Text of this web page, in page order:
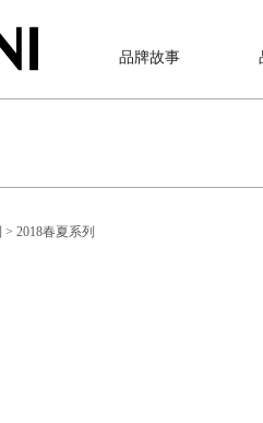
品牌故事
> 2018春夏系列